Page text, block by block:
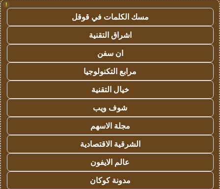
!
مسك الكلمات في قوقل
اشراق التقنية
ان سفن
مرابع التكنولوجيا
خيال التقنية
شوف ويب
مجلة الاسهم
الشرقية الاقتصادية
عالم الايفون
مدونة كوكان